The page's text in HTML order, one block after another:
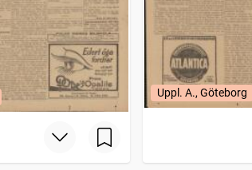
Uppl. A., Göteborg